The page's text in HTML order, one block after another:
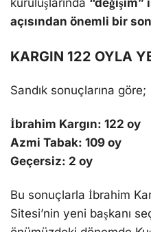
kuruluşlarında
açısından önemli bir
KARGIN 122 OYLA
Sandık sonuçlarına göre;
İbrahim Kargın: 122 oy
Azmi Tabak: 109 oy
Geçersiz: 2 oy
Bu sonuçlarla İbrahim
Sitesi’nin yeni başkanı